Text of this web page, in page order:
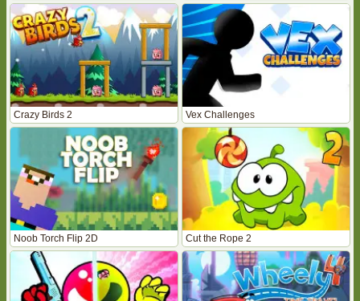
Crazy Birds 2 Vex Challenges
Noob Torch Flip 2D Cut the Rope 2